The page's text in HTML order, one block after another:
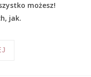
możesz!
jak.